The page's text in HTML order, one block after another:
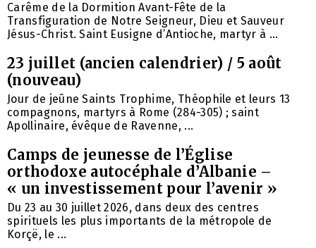
Carême de la Dormition Avant-Fête de la
Transfiguration de Notre Seigneur, Dieu et Sauveur
Jésus-Christ. Saint Eusigne d’Antioche, martyr à ...
23 juillet (ancien calendrier) / 5 août
(nouveau)
Jour de jeûne Saints Trophime, Théophile et leurs 13
compagnons, martyrs à Rome (284-305) ; saint
Apollinaire, évêque de Ravenne, ...
Camps de jeunesse de l’Église
orthodoxe autocéphale d’Albanie –
« un investissement pour l’avenir »
Du 23 au 30 juillet 2026, dans deux des centres
spirituels les plus importants de la métropole de
Korçë, le ...